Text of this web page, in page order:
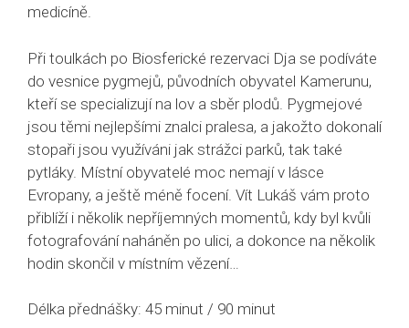
medicíně.
Při toulkách po Biosferické rezervaci Dja se podíváte
do vesnice pygmejů, původních obyvatel Kamerunu,
kteří se specializují na lov a sběr plodů. Pygmejové
jsou těmi nejlepšími znalci pralesa, a jakožto dokonalí
stopaři jsou využíváni jak strážci parků, tak také
pytláky. Místní obyvatelé moc nemají v lásce
Evropany, a ještě méně focení. Vít Lukáš vám proto
přiblíží i několik nepříjemných momentů, kdy byl kvůli
fotografování naháněn po ulici, a dokonce na několik
hodin skončil v místním vězení…
Délka přednášky: 45 minut / 90 minut